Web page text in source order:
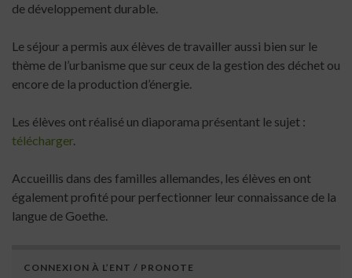
de développement durable.
Le séjour a permis aux élèves de travailler aussi bien sur le
thème de l’urbanisme que sur ceux de la gestion des déchet ou
encore de la production d’énergie.
Les élèves ont réalisé un diaporama présentant le sujet :
télécharger.
Accueillis dans des familles allemandes, les élèves en ont
également profité pour perfectionner leur connaissance de la
langue de Goethe.
CONNEXION À L’ENT / PRONOTE